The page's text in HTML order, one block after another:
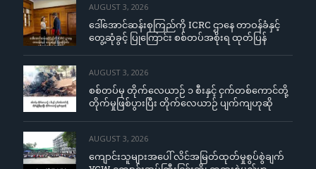
AUGUST 3, 2026
ဒေါ်အောင်ဆန်းစုကြည်ကို ICRC ဌာနေ တာဝန်ခံနှင့်
တွေ့ဆုံခွင့် ပြုကြောင်း စစ်တပ်အစိုးရ ထုတ်ပြန်
AUGUST 3, 2026
စစ်တပ်မှ တိုက်လေယာဉ် ၁ စီးနှင့် ငှက်တစ်ကောင်တို့
တိုက်မှုဖြစ်ပွားပြီး တိုက်လေယာဉ် ပျက်ကျဟုဆို
AUGUST 3, 2026
ကျောင်းသူများအပေါ် လိင်အမြတ်ထုတ်မှုစွပ်စွဲချက်